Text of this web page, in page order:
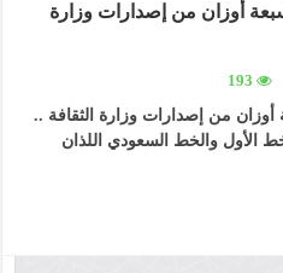
أوزان من إصدارات وزارة
193
من إصدارات وزارة الثقافة ..
الأول والخط السعودي اللذان